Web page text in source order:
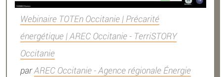
Webinaire TOTEn Occitanie | Précarité
énergétique | AREC Occitanie - TerriSTORY
Occitanie
parAREC Occitanie - Agence régionale Énergie